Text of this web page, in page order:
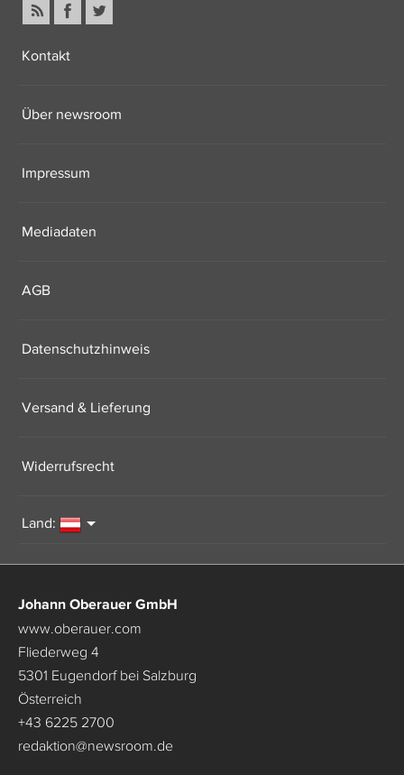
Kontakt
Über newsroom
Impressum
Mediadaten
AGB
Datenschutzhinweis
Versand & Lieferung
Widerrufsrecht
Land:
Johann Oberauer GmbH
www.oberauer.com
Fliederweg 4
5301 Eugendorf bei Salzburg
Österreich
+43 6225 2700
redaktion@newsroom.de